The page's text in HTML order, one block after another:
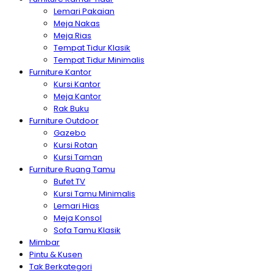
Lemari Pakaian
Meja Nakas
Meja Rias
Tempat Tidur Klasik
Tempat Tidur Minimalis
Furniture Kantor
Kursi Kantor
Meja Kantor
Rak Buku
Furniture Outdoor
Gazebo
Kursi Rotan
Kursi Taman
Furniture Ruang Tamu
Bufet TV
Kursi Tamu Minimalis
Lemari Hias
Meja Konsol
Sofa Tamu Klasik
Mimbar
Pintu & Kusen
Tak Berkategori